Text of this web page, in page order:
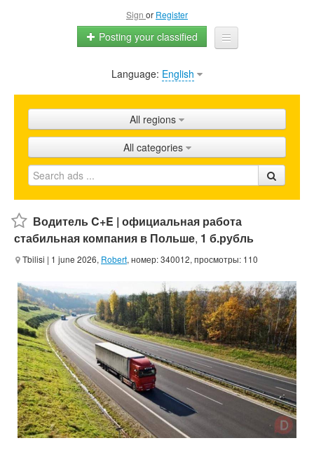
Sign or Register
Posting your classified
Home
Shops
Promotion
FAQ
Blog
Language: English
All regions
All categories
Водитель C+E | официальная работа
стабильная компания в Польше, 1 б.рубль
Tbilisi | 1 june 2026, Robert, номер: 340012, просмотры: 110